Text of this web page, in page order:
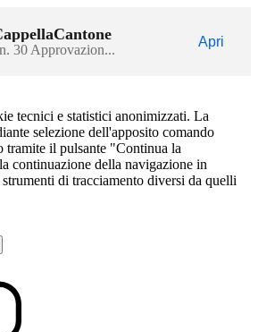
30 Approvazion...
Apri
tecnici e statistici anonimizzati. La
selezione dell'apposito comando
tramite il pulsante "Continua la
continuazione della navigazione in
di tracciamento diversi da quelli